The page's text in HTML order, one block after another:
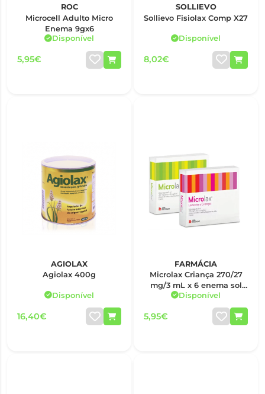
ROC
Microcell Adulto Micro
Enema 9gx6
Disponível
5,95€
SOLLIEVO
Sollievo Fisiolax Comp X27
Disponível
8,02€
AGIOLAX
Agiolax 400g
Disponível
16,40€
FARMÁCIA
Microlax Criança 270/27
mg/3 mL x 6 enema sol
tubo
Disponível
5,95€